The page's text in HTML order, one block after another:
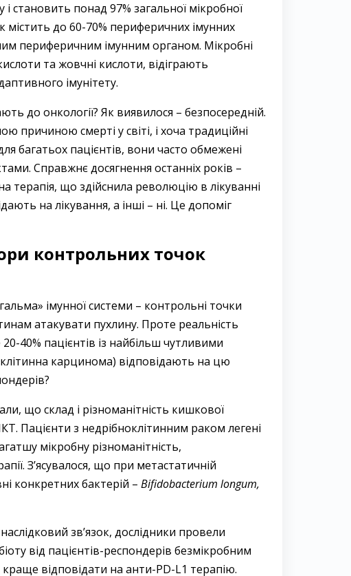
становить понад 97% загальної мікробної
містить до 60-70% периферичних імунних
периферичним імунним органом. Мікробні
та жовчні кислоти, відіграють
імунітету.
до онкології? Як виявилося – безпосередній.
причиною смерті у світі, і хоча традиційні
багатьох пацієнтів, вони часто обмежені
Справжнє досягнення останніх років –
терапія, що здійснила революцію в лікуванні
на лікування, а інші – ні. Це допоміг
контрольних точок
імунної системи – контрольні точки
атакувати пухлину. Проте реальність
40% пацієнтів із найбільш чутливими
карцинома) відповідають на цю
що склад і різноманітність кишкової
Пацієнти з недрібноклітинним раком легені
мікробну різноманітність,
З’ясувалося, що при метастатичній
конкретних бактерій – Bifidobacterium longum,
зв’язок, дослідники провели
від пацієнтів-респондерів безмікробним
відповідати на анти-PD-L1 терапію.